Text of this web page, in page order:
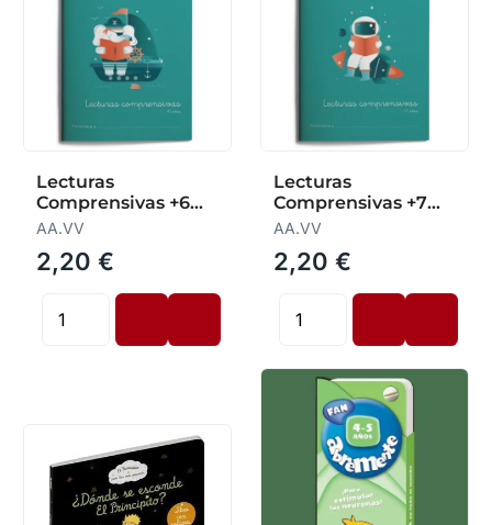
Lecturas
Comprensivas +6
Años 24 (Verde)
AA.VV
2,20 €
Lecturas
Comprensivas +7
Años 24 (Verde)
AA.VV
2,20 €